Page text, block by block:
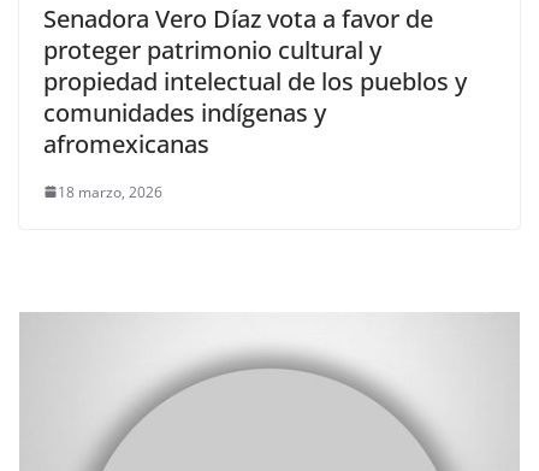
Senadora Vero Díaz vota a favor de
proteger patrimonio cultural y
propiedad intelectual de los pueblos y
comunidades indígenas y
afromexicanas
18 marzo, 2026